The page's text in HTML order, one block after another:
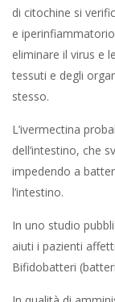
di citochine si
e
eliminare il virus e
tessuti e degli
stesso.
L’ivermectina
dell’intestino, che
impedendo a
l’intestino.
In uno studio
aiuti i pazienti
Bifidobatteri